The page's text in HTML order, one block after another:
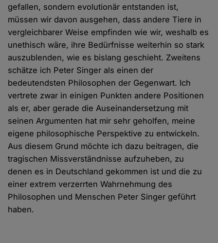
gefallen, sondern evolutionär entstanden ist,
müssen wir davon ausgehen, dass andere Tiere in
vergleichbarer Weise empfinden wie wir, weshalb es
unethisch wäre, ihre Bedürfnisse weiterhin so stark
auszublenden, wie es bislang geschieht. Zweitens
schätze ich Peter Singer als einen der
bedeutendsten Philosophen der Gegenwart. Ich
vertrete zwar in einigen Punkten andere Positionen
als er, aber gerade die Auseinandersetzung mit
seinen Argumenten hat mir sehr geholfen, meine
eigene philosophische Perspektive zu entwickeln.
Aus diesem Grund möchte ich dazu beitragen, die
tragischen Missverständnisse aufzuheben, zu
denen es in Deutschland gekommen ist und die zu
einer extrem verzerrten Wahrnehmung des
Philosophen und Menschen Peter Singer geführt
haben.